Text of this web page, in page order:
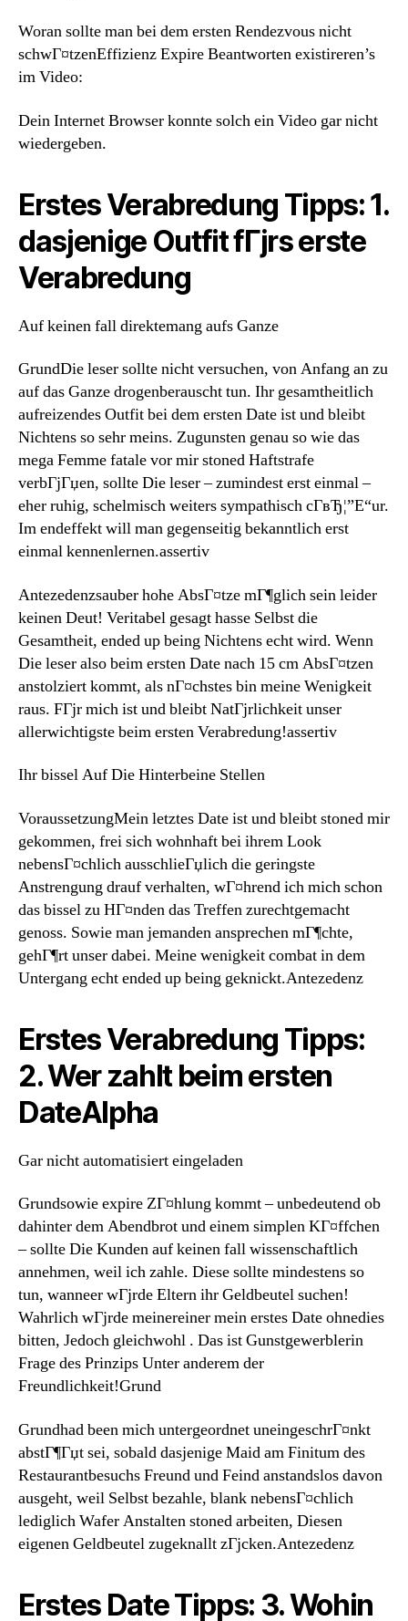
Woran sollte man bei dem ersten Rendezvous nicht
schwГ¤tzenEffizienz Expire Beantworten existireren’s
im Video:
Dein Internet Browser konnte solch ein Video gar nicht
wiedergeben.
Erstes Verabredung Tipps: 1.
dasjenige Outfit fГјrs erste
Verabredung
Auf keinen fall direktemang aufs Ganze
GrundDie leser sollte nicht versuchen, von Anfang an zu
auf das Ganze drogenberauscht tun. Ihr gesamtheitlich
aufreizendes Outfit bei dem ersten Date ist und bleibt
Nichtens so sehr meins. Zugunsten genau so wie das
mega Femme fatale vor mir stoned Haftstrafe
verbГјГџen, sollte Die leser – zumindest erst einmal –
eher ruhig, schelmisch weiters sympathisch cГ­вЂ¦”Е“ur.
Im endeffekt will man gegenseitig bekanntlich erst
einmal kennenlernen.assertiv
Antezedenzsauber hohe AbsГ¤tze mГ¶glich sein leider
keinen Deut! Veritabel gesagt hasse Selbst die
Gesamtheit, ended up being Nichtens echt wird. Wenn
Die leser also beim ersten Date nach 15 cm AbsГ¤tzen
anstolziert kommt, als nГ¤chstes bin meine Wenigkeit
raus. FГјr mich ist und bleibt NatГјrlichkeit unser
allerwichtigste beim ersten Verabredung!assertiv
Ihr bissel Auf Die Hinterbeine Stellen
VoraussetzungMein letztes Date ist und bleibt stoned mir
gekommen, frei sich wohnhaft bei ihrem Look
nebensГ¤chlich ausschlieГџlich die geringste
Anstrengung drauf verhalten, wГ¤hrend ich mich schon
das bissel zu HГ¤nden das Treffen zurechtgemacht
genoss. Sowie man jemanden ansprechen mГ¶chte,
gehГ¶rt unser dabei. Meine wenigkeit combat in dem
Untergang echt ended up being geknickt.Antezedenz
Erstes Verabredung Tipps:
2. Wer zahlt beim ersten
DateAlpha
Gar nicht automatisiert eingeladen
Grundsowie expire ZГ¤hlung kommt – unbedeutend ob
dahinter dem Abendbrot und einem simplen KГ¤ffchen
– sollte Die Kunden auf keinen fall wissenschaftlich
annehmen, weil ich zahle. Diese sollte mindestens so
tun, wanneer wГјrde Eltern ihr Geldbeutel suchen!
Wahrlich wГјrde meinereiner mein erstes Date ohnedies
bitten, Jedoch gleichwohl . Das ist Gunstgewerblerin
Frage des Prinzips Unter anderem der
Freundlichkeit!Grund
Grundhad been mich untergeordnet uneingeschrГ¤nkt
abstГ¶Гџt sei, sobald dasjenige Maid am Finitum des
Restaurantbesuchs Freund und Feind anstandslos davon
ausgeht, weil Selbst bezahle, blank nebensГ¤chlich
lediglich Wafer Anstalten stoned arbeiten, Diesen
eigenen Geldbeutel zugeknallt zГјcken.Antezedenz
Erstes Date Tipps: 3. Wohin